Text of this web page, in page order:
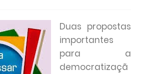
Duas propostas
importantes
para a
democratizaçã